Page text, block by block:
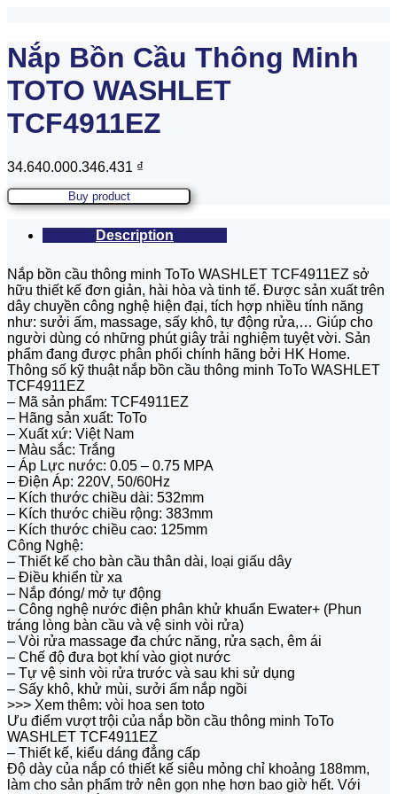
Nắp Bồn Cầu Thông Minh
TOTO WASHLET
TCF4911EZ
34.640.000.346.431 ₫
Buy product
Description
Nắp bồn cầu thông minh ToTo WASHLET TCF4911EZ sở
hữu thiết kế đơn giản, hài hòa và tinh tế. Được sản xuất trên
dây chuyền công nghệ hiện đại, tích hợp nhiều tính năng
như: sưởi ấm, massage, sấy khô, tự động rửa,… Giúp cho
người dùng có những phút giây trải nghiệm tuyệt vời. Sản
phẩm đang được phân phối chính hãng bởi HK Home.
Thông số kỹ thuật nắp bồn cầu thông minh ToTo WASHLET
TCF4911EZ
– Mã sản phẩm: TCF4911EZ
– Hãng sản xuất: ToTo
– Xuất xứ: Việt Nam
– Màu sắc: Trắng
– Áp Lực nước: 0.05 – 0.75 MPA
– Điện Áp: 220V, 50/60Hz
– Kích thước chiều dài: 532mm
– Kích thước chiều rộng: 383mm
– Kích thước chiều cao: 125mm
Công Nghệ:
– Thiết kế cho bàn cầu thân dài, loại giấu dây
– Điều khiển từ xa
– Nắp đóng/ mở tự động
– Công nghệ nước điện phân khử khuẩn Ewater+ (Phun
tráng lòng bàn cầu và vệ sinh vòi rửa)
– Vòi rửa massage đa chức năng, rửa sạch, êm ái
– Chế độ đưa bọt khí vào giọt nước
– Tự vệ sinh vòi rửa trước và sau khi sử dụng
– Sấy khô, khử mùi, sưởi ấm nắp ngồi
>>> Xem thêm: vòi hoa sen toto
Ưu điểm vượt trội của nắp bồn cầu thông minh ToTo
WASHLET TCF4911EZ
– Thiết kế, kiểu dáng đẳng cấp
Độ dày của nắp có thiết kế siêu mỏng chỉ khoảng 188mm,
làm cho sản phẩm trở nên gọn nhẹ hơn bao giờ hết. Với